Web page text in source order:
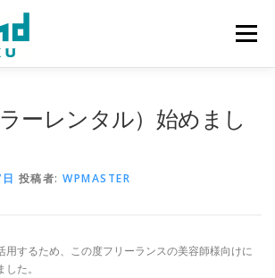
メニュー
ーレンタル）始めまし
投稿者: WPMASTER
用するため、この度フリーランスの美容師様向けに
た。